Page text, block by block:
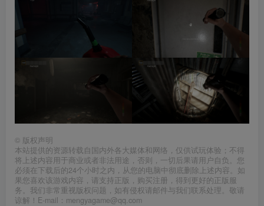
© 版权声明
本站提供的资源转载自国内外各大媒体和网络，仅供试玩体验；不得
将上述内容用于商业或者非法用途，否则，一切后果请用户自负。您
必须在下载后的24个小时之内，从您的电脑中彻底删除上述内容。如
果您喜欢该游戏内容，请支持正版，购买注册，得到更好的正版服
务。我们非常重视版权问题，如有侵权请邮件与我们联系处理。敬请
谅解！E-mail：mengyagame@qq.com